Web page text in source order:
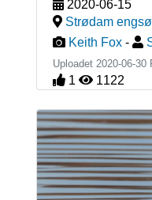
2020-06-15
Strødam engsø
Keith Fox -
Uploadet 2020-06-30
1 1122